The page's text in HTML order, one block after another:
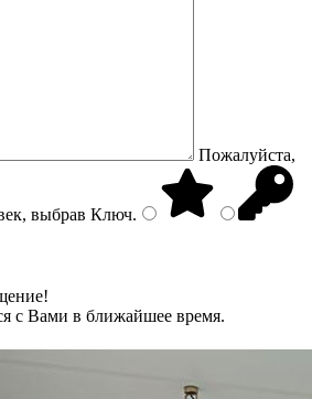
Пожалуйста,
выбрав Ключ.
с Вами в ближайшее время.